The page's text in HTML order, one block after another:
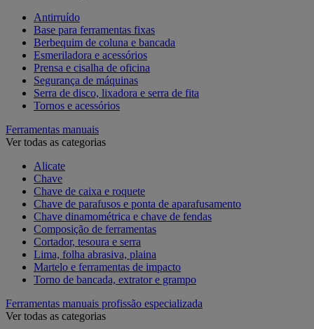
Antirruído
Base para ferramentas fixas
Berbequim de coluna e bancada
Esmeriladora e acessórios
Prensa e cisalha de oficina
Segurança de máquinas
Serra de disco, lixadora e serra de fita
Tornos e acessórios
Ferramentas manuais
Ver todas as categorias
Alicate
Chave
Chave de caixa e roquete
Chave de parafusos e ponta de aparafusamento
Chave dinamométrica e chave de fendas
Composição de ferramentas
Cortador, tesoura e serra
Lima, folha abrasiva, plaina
Martelo e ferramentas de impacto
Torno de bancada, extrator e grampo
Ferramentas manuais profissão especializada
Ver todas as categorias